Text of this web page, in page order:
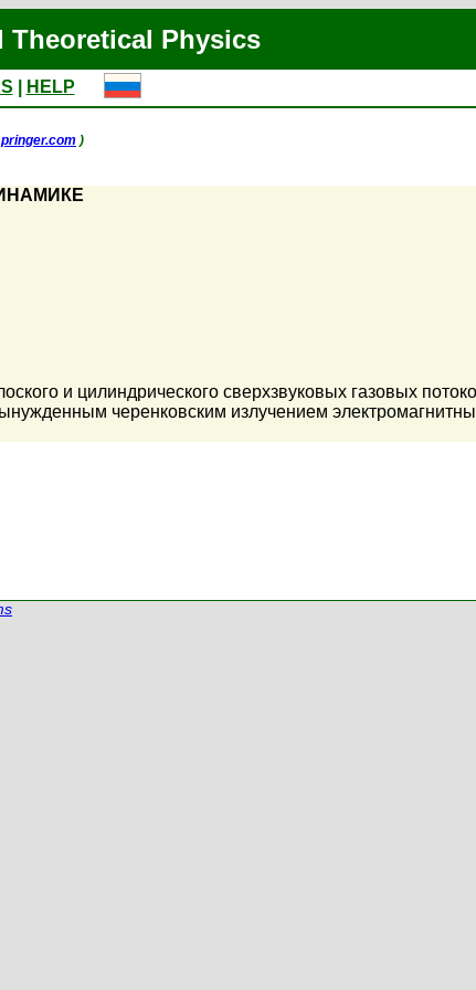
Theoretical Physics
HELP
)
и цилиндрического сверхзвуковых газовых
черенковским излучением